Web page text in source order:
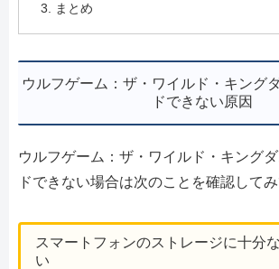
まとめ
ウルフゲーム：ザ・ワイルド・キング
ドできない原因
ウルフゲーム：ザ・ワイルド・キング
ドできない場合は次のことを確認してみ
スマートフォンのストレージに十分
い